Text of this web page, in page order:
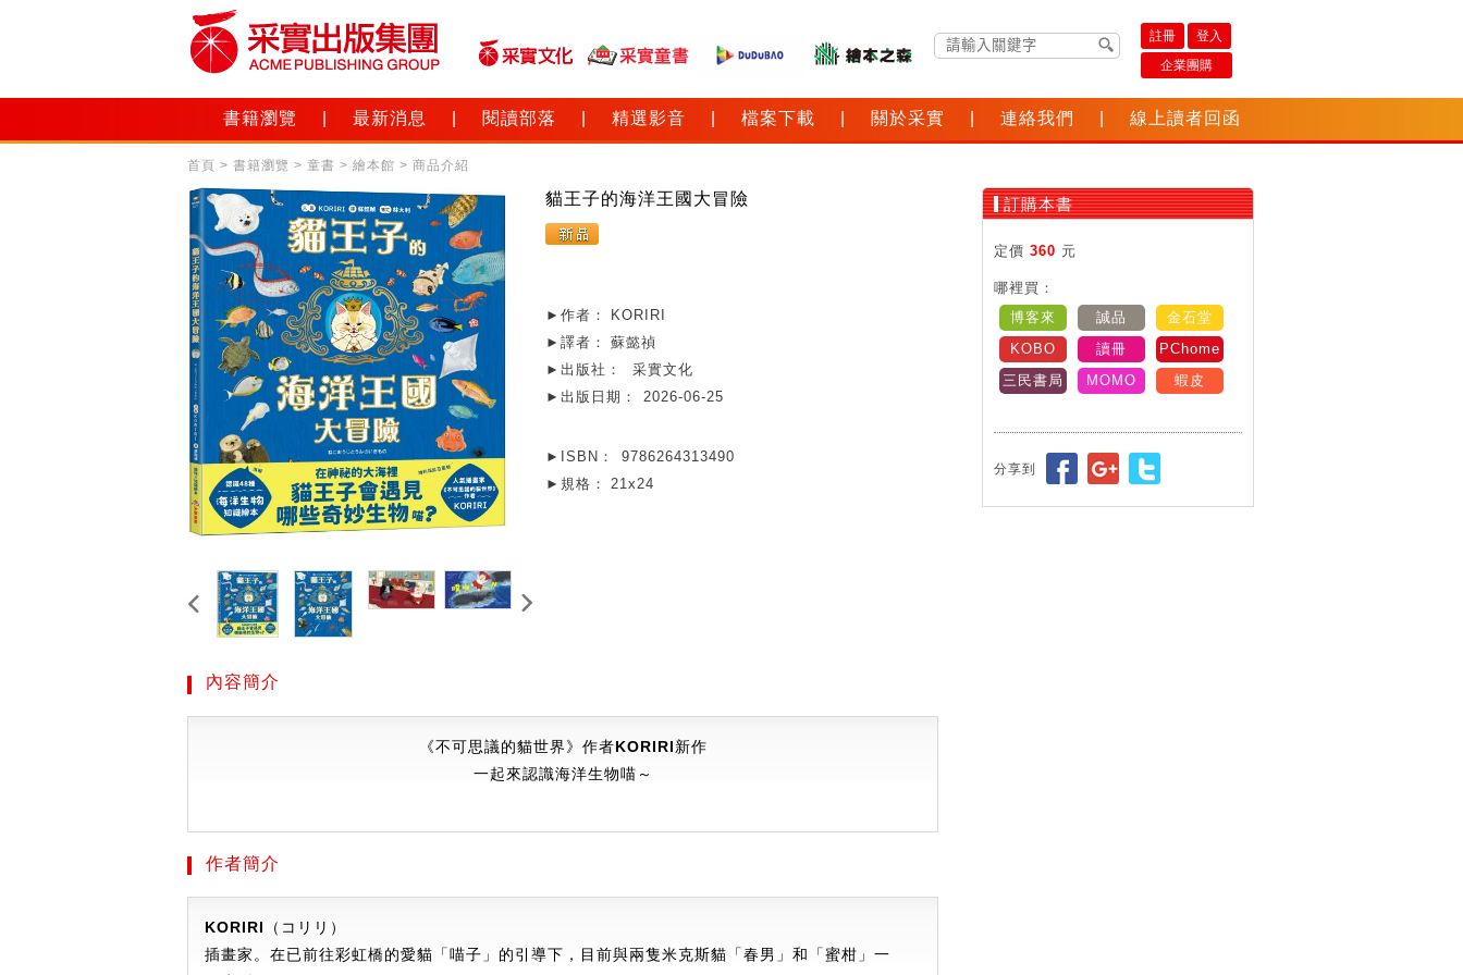
註冊
登入
企業團購
書籍瀏覽 最新消息 閱讀部落 精選影音 檔案下載 關於采實 連絡我們 線上讀者回函
首頁 > 書籍瀏覽 > 童書 > 繪本館 > 商品介紹
貓王子的海洋王國大冒險
►作者：
KORIRI
►譯者：
蘇懿禎
►出版社：
采實文化
►出版日期：
2026-06-25
►ISBN：
9786264313490
►規格：
21x24
訂購本書
定價 360 元
哪裡買：
博客來
誠品
金石堂
KOBO
讀冊
PChome
三民書局
MOMO 蝦皮
分享到
內容簡介
《不可思議的貓世界》作者KORIRI新作
一起來認識海洋生物喵～
作者簡介
KORIRI
（コリリ）
插畫家。在已前往彩虹橋的愛貓「喵子」的引導下，目前與兩隻米克斯貓「春男」和「蜜柑」一